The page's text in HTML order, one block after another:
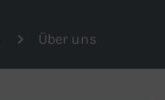
Über uns